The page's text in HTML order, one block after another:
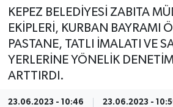
KEPEZ BELEDİYESİ ZABITA
EKİPLERİ, KURBAN BAYRAMI
PASTANE, TATLI İMALATI VE
YERLERİNE YÖNELİK
ARTTIRDI.
23.06.2023 - 10:46 23.06.2023 -